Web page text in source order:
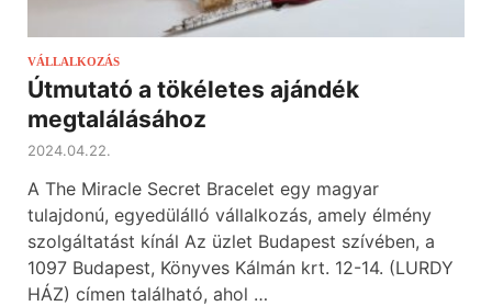
VÁLLALKOZÁS
Útmutató a tökéletes ajándék
megtalálásához
2024.04.22.
A The Miracle Secret Bracelet egy magyar
tulajdonú, egyedülálló vállalkozás, amely élmény
szolgáltatást kínál Az üzlet Budapest szívében, a
1097 Budapest, Könyves Kálmán krt. 12-14. (LURDY
HÁZ) címen található, ahol …